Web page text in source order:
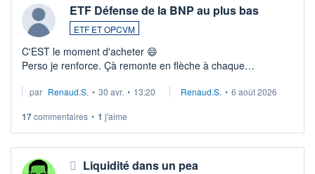
ETF Défense de la BNP au plus bas
ETF ET OPCVM
C'EST le moment d'acheter 😄​
Perso je renforce. Çà remonte en flèche à chaque
Investissement long terme tip top pour sa retraite.
par Renaud.S. • 30 avr. • 13:20 Renaud.S. • 6 août 2026
17commentaires • 1 j'aime
Liquidité dans un pea